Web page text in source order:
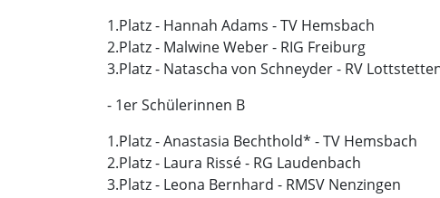
1.Platz - Hannah Adams - TV Hemsbach
2.Platz - Malwine Weber - RIG Freiburg
3.Platz - Natascha von Schneyder - RV
- 1er Schülerinnen B
1.Platz - Anastasia Bechthold* - TV Hemsbach
2.Platz - Laura Rissé - RG Laudenbach
3.Platz - Leona Bernhard - RMSV Nenzingen